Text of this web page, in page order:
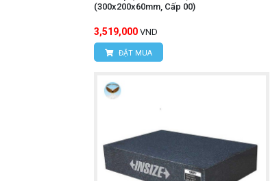
(300x200x60mm, Cấp 00)
3,519,000 VND
ĐẶT MUA